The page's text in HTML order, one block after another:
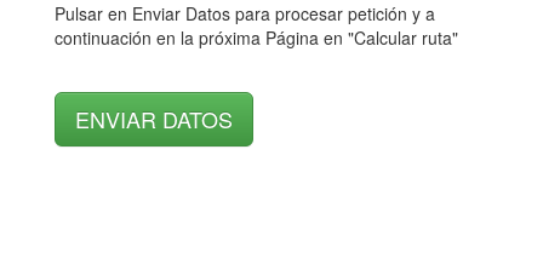
Pulsar en Enviar Datos para procesar petición y a
continuación en la próxima Página en "Calcular ruta"